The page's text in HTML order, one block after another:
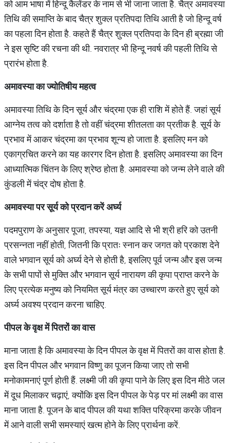
को आम भाषा में हिन्दू कैलेंडर के नाम से भी जाना जाता है. चैत्र अमावस्या
तिथि की समाप्ति के बाद चैत्र शुक्ल प्रतिपदा तिथि आती है जो हिन्दू वर्ष
का पहला दिन होता है. कहते हैं चैत्र शुक्ल प्रतिपदा के दिन ही ब्रह्मा जी
ने इस सृष्टि की रचना की थी. नवरात्र भी हिन्दू नवर्ष की पहली तिथि से
प्रारंभ होता है.
अमावस्याकाज्योतिषीयमहत्व
अमावस्या तिथि के दिन सूर्य और चंद्रमा एक ही राशि में होते हैं. जहां सूर्य
आग्नेय तत्व को दर्शाता है तो वहीं चंद्रमा शीतलता का प्रतीक है. सूर्य के
प्रभाव में आकर चंद्रमा का प्रभाव शून्य हो जाता है. इसलिए मन को
एकाग्रचित करने का यह कारगर दिन होता है. इसलिए अमावस्या का दिन
आध्यात्मिक चिंतन के लिए श्रेष्ठ होता है. अमावस्या को जन्म लेने वाले की
कुंडली में चंद्र दोष होता है.
अमावस्यापरसूर्यकोप्रदानकरेंअर्घ्य
पदमपुराण के अनुसार पूजा, तपस्या, यज्ञ आदि से भी श्री हरि को उतनी
प्रसन्नता नहीं होती, जितनी कि प्रातः स्नान कर जगत को प्रकाश देने
वाले भगवान सूर्य को अर्घ्य देने से होती है, इसलिए पूर्व जन्म और इस जन्म
के सभी पापों से मुक्ति और भगवान सूर्य नारायण की कृपा प्राप्त करने के
लिए प्रत्येक मनुष्य को नियमित सूर्य मंत्र का उच्चारण करते हुए सूर्य को
अर्घ्य अवश्य प्रदान करना चाहिए.
पीपलकेवृक्षमेंपितरोंकावास
माना जाता है कि अमावस्या के दिन पीपल के वृक्ष में पितरों का वास होता है.
इस दिन पीपल और भगवान विष्णु का पूजन किया जाए तो सभी
मनोकामनाएं पूर्ण होती हैं. लक्ष्मी जी की कृपा पाने के लिए इस दिन मीठे जल
में दूध मिलाकर चढ़ाएं, क्योंकि इस दिन पीपल के पेड़ पर मां लक्ष्मी का वास
माना जाता है. पूजन के बाद पीपल की यथा शक्ति परिक्रमा करके जीवन
में आने वाली सभी समस्याएं खत्म होने के लिए प्रार्थना करें.